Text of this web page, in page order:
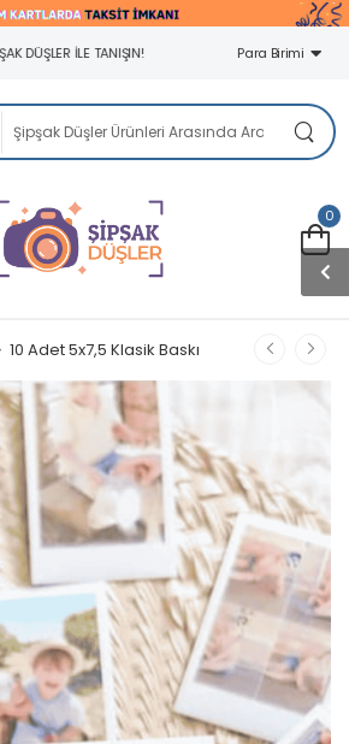
ILE TANIŞIN! Para Birimi
0
10 Adet 5x7,5 Klasik Baskı